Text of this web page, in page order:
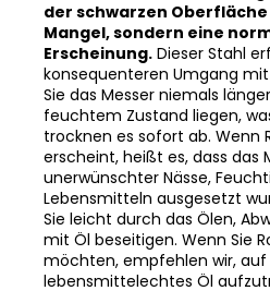
Ein Hinweis zu den
der schwarzen Oberfläche
Mangel, sondern eine
Erscheinung. Dieser Stahl
konsequenteren Umgang mit
Sie das Messer niemals
feuchtem Zustand liegen,
trocknen es sofort ab. Wenn
erscheint, heißt es, dass das
unerwünschter Nässe,
Lebensmitteln ausgesetzt
Sie leicht durch das Ölen,
mit Öl beseitigen. Wenn Sie